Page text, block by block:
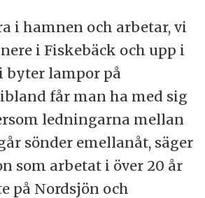
i hamnen och arbetar, vi
i Fiskebäck och upp i
byter lampor på
får man ha med sig
ledningarna mellan
sönder emellanåt, säger
som arbetat i över 20 år
på Nordsjön och